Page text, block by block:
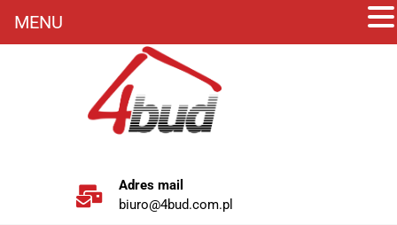
Adres mail
biuro@4bud.com.pl
MENU